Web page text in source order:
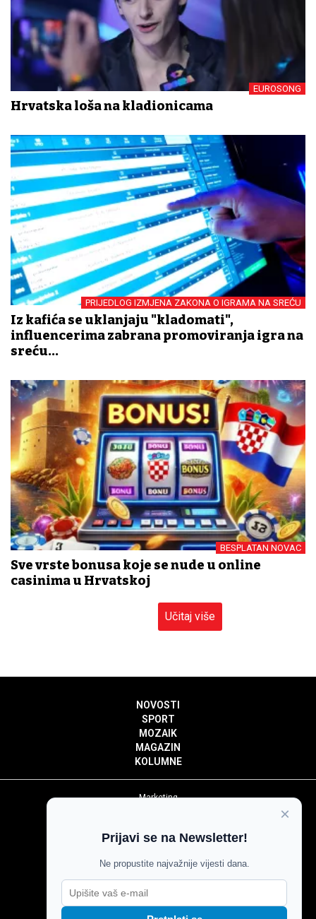
EUROSONG
Hrvatska loša na kladionicama
PRIJEDLOG IZMJENA ZAKONA O IGRAMA NA SREĆU
Iz kafića se uklanjaju "kladomati",
influencerima zabrana promoviranja igra na
sreću...
BESPLATAN NOVAC
Sve vrste bonusa koje se nude u online
casinima u Hrvatskoj
Učitaj više
NOVOSTI
SPORT
MOZAIK
MAGAZIN
KOLUMNE
Marketing
Impressum
Pravila komentiranja
Agroglas
×
Prijavi se na Newsletter!
Ne propustite najvažnije vijesti dana.